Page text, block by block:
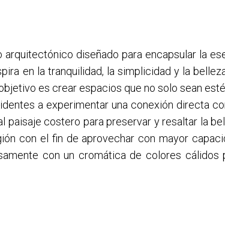
diseñado para encapsular la
en la tranquilidad, la simplicidad y la
es crear espacios que no solo sean
a experimentar una conexión directa
paisaje costero para preservar y resaltar la
con el fin de aprovechar con mayor
con un cromática de colores cálidos